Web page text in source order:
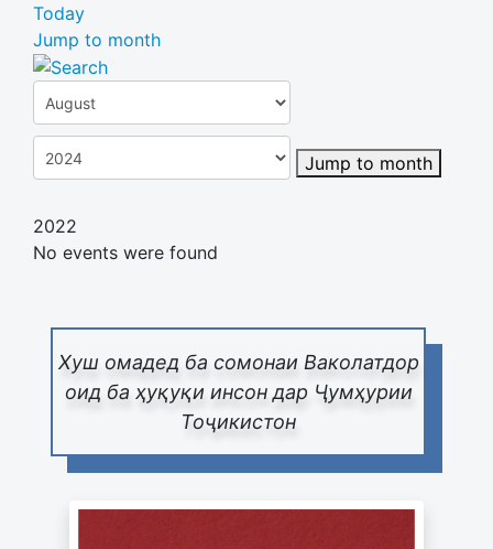
Хуш омадед ба сомонаи Ваколатдор
оид ба ҳуқуқи инсон дар Ҷумҳурии
Тоҷикистон
Today
Jump to month
Jump to month
2022
No events were found